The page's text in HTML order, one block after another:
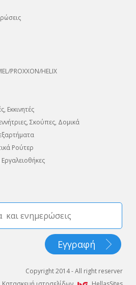
PROXXON/HELIX
Εκκινητές
Σκούπες, Δομικά
Ρούτερ
Copyright 2014 - All right reserver